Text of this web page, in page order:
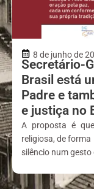
8 de junho de
Secretário-
Brasil está
Padre e
e justiça no
A proposta é
religiosa, de
silêncio num